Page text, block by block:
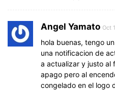
Angel Yamato Oct
hola buenas, tengo
una notificacion de
a actualizar y justo al
apago pero al
congelado en el logo